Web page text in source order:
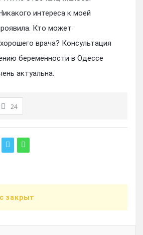
интереса к моей
Кто может
врача? Консультация
беременности в Одессе
актуальна.
24
закрыт